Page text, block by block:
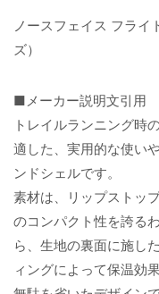
ノースフェイス フライ
ズ）
■メーカー説明文引用
トレイルランニング時
適した、実用的な使い
ンドシェルです。
素材は、リップストッ
のコンパクト性を誇る
ら、生地の裏面に施し
ィングによって保温効